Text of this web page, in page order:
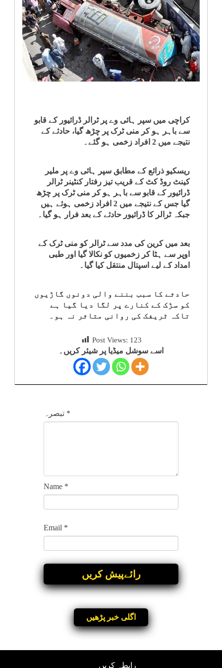
انٹرٹینمنٹ
صحت
قومی
کھیل
ویڈیوز
سیاست
قومی
کلام
سپلیمنٹس
کراچی میں سپر ہائی وے پر ٹرالر ڈرائیور کے قابو
سے باہر ہو کر منی ٹرک پر چڑھ گیا، حادثے کے
نتیجے میں 2 افراد زخمی ہو گئے۔
ریسکیو ذرائع کے مطابق سپر ہائی وے پر ملیر
کینٹ روڈ کٹ کے قریب تیز رفتار کنٹینر ٹرالر
ڈرائیور کے قابو سے باہر ہو کر منی ٹرک پر چڑھ
گیا جس کے نتیجے میں 2 افراد زخمی ہوئے ہیں
جبکہ ٹرالر کا ڈرائیور حادثے کے بعد فرار ہو گیا۔
بعد میں کرین کی مدد سے ٹرالر کو منی ٹرک کے
اوپر سے ہٹا کر زخمیوں کو نکالا گیا اور طبی
امداد کے لیے اسپتال منتقل کیا گیا۔
حادثے کا سبب بننے والی دونوں گاڑیوں
کو سڑک کے کنارے پر لگا دیا گیا ہے
تاکہ ٹریفک کی روانی متاثر نہ ہو۔
Post Views: 123
اسے سوشل میڈیا پر شیئر کریں۔
تبصرہ *
Name *
Email *
اگلی خبر پڑھیں
رابطہ کریں